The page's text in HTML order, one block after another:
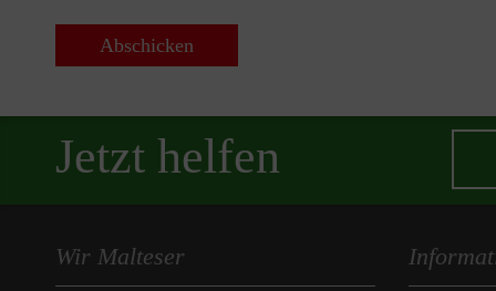
Abschicken
Jetzt helfen
Wir Malteser